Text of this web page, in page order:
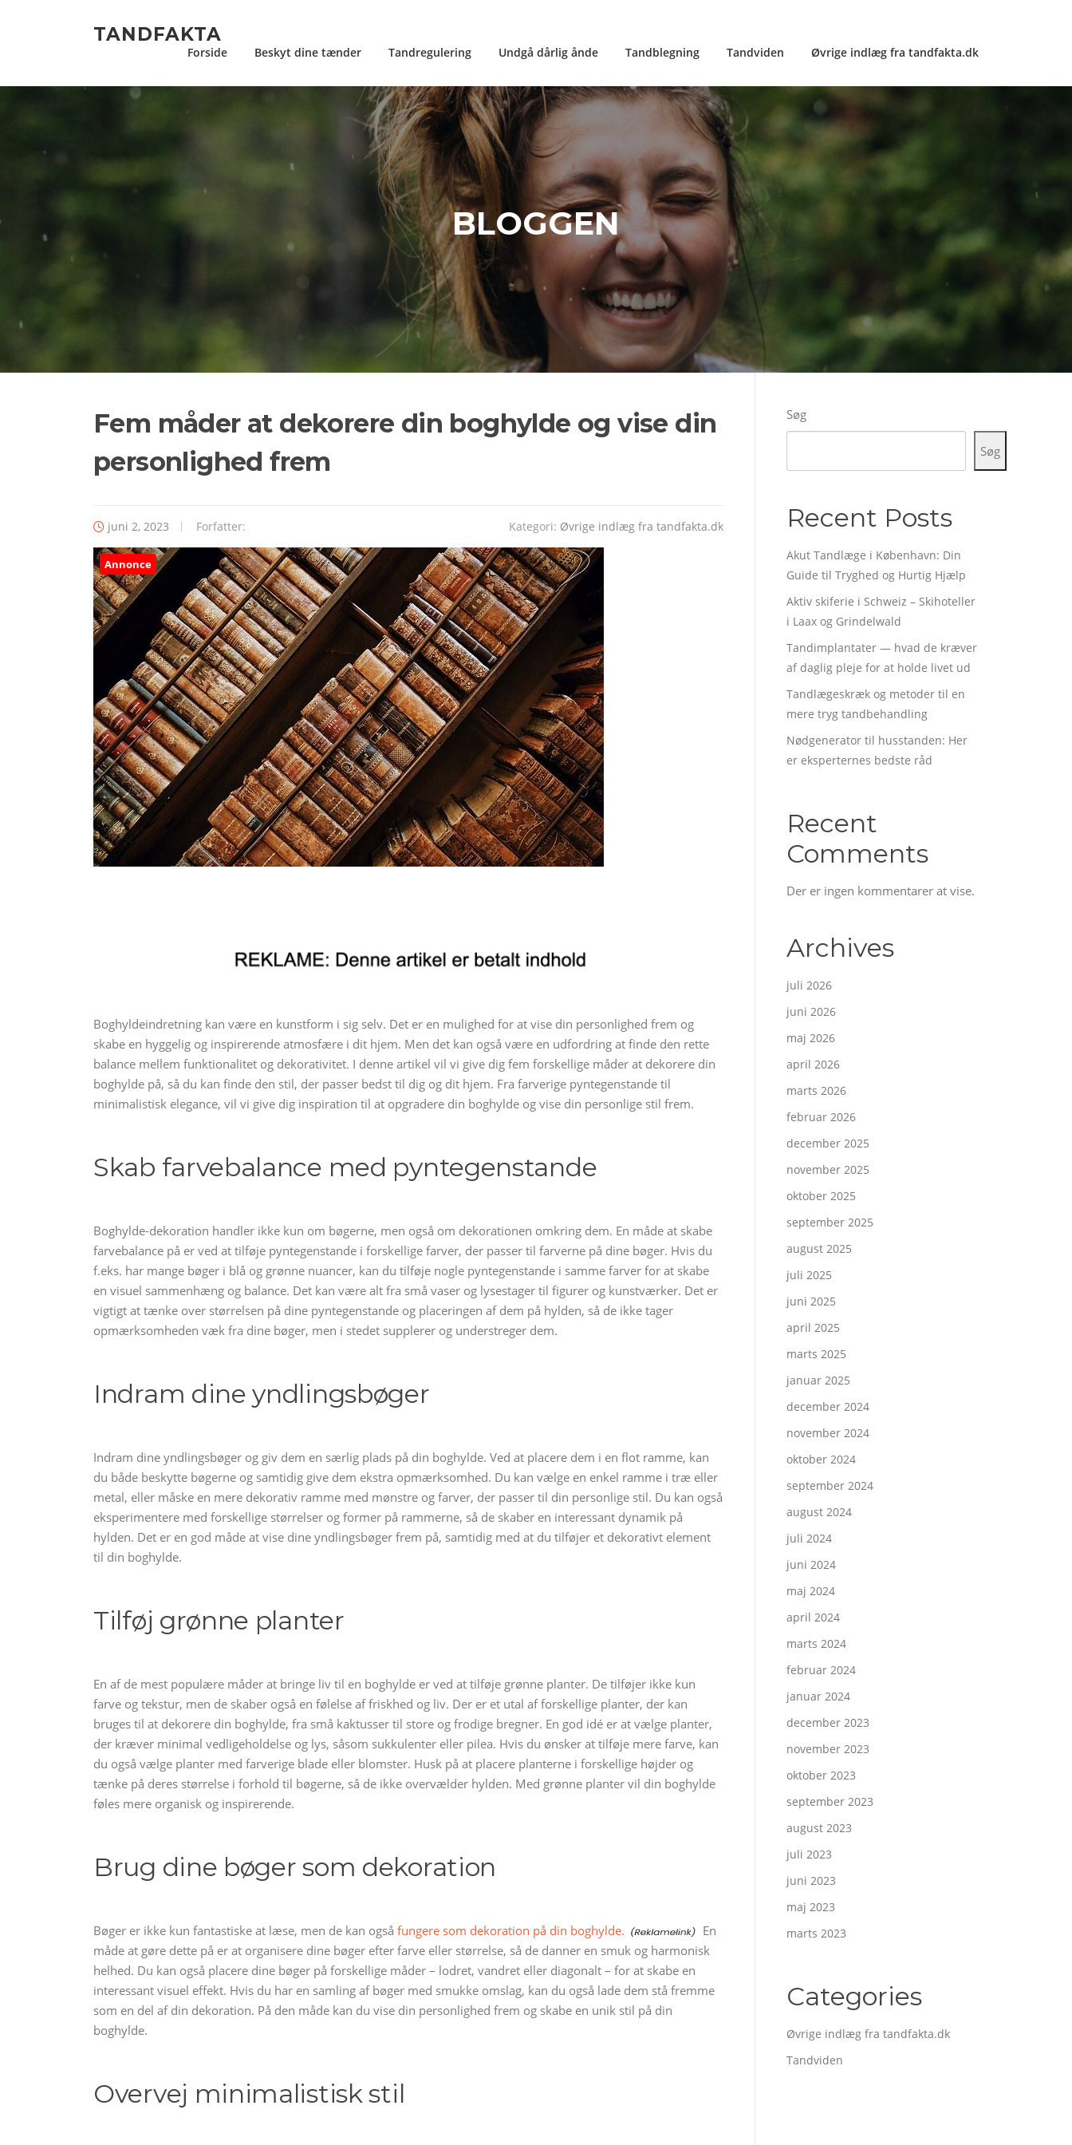
TANDFAKTA
Forside Beskyt dine tænder Tandregulering Undgå dårlig ånde Tandblegning Tandviden Øvrige indlæg fra tandfakta.dk
BLOGGEN
Fem måder at dekorere din boghylde og vise din
personlighed frem
juni 2, 2023 Forfatter: Kategori: Øvrige indlæg fra tandfakta.dk
Annonce
Boghyldeindretning kan være en kunstform i sig selv. Det er en mulighed for at vise din personlighed frem og
skabe en hyggelig og inspirerende atmosfære i dit hjem. Men det kan også være en udfordring at finde den rette
balance mellem funktionalitet og dekorativitet. I denne artikel vil vi give dig fem forskellige måder at dekorere din
boghylde på, så du kan finde den stil, der passer bedst til dig og dit hjem. Fra farverige pyntegenstande til
minimalistisk elegance, vil vi give dig inspiration til at opgradere din boghylde og vise din personlige stil frem.
Skab farvebalance med pyntegenstande
Boghylde-dekoration handler ikke kun om bøgerne, men også om dekorationen omkring dem. En måde at skabe
farvebalance på er ved at tilføje pyntegenstande i forskellige farver, der passer til farverne på dine bøger. Hvis du
f.eks. har mange bøger i blå og grønne nuancer, kan du tilføje nogle pyntegenstande i samme farver for at skabe
en visuel sammenhæng og balance. Det kan være alt fra små vaser og lysestager til figurer og kunstværker. Det er
vigtigt at tænke over størrelsen på dine pyntegenstande og placeringen af dem på hylden, så de ikke tager
opmærksomheden væk fra dine bøger, men i stedet supplerer og understreger dem.
Indram dine yndlingsbøger
Indram dine yndlingsbøger og giv dem en særlig plads på din boghylde. Ved at placere dem i en flot ramme, kan
du både beskytte bøgerne og samtidig give dem ekstra opmærksomhed. Du kan vælge en enkel ramme i træ eller
metal, eller måske en mere dekorativ ramme med mønstre og farver, der passer til din personlige stil. Du kan også
eksperimentere med forskellige størrelser og former på rammerne, så de skaber en interessant dynamik på
hylden. Det er en god måde at vise dine yndlingsbøger frem på, samtidig med at du tilføjer et dekorativt element
til din boghylde.
Tilføj grønne planter
En af de mest populære måder at bringe liv til en boghylde er ved at tilføje grønne planter. De tilføjer ikke kun
farve og tekstur, men de skaber også en følelse af friskhed og liv. Der er et utal af forskellige planter, der kan
bruges til at dekorere din boghylde, fra små kaktusser til store og frodige bregner. En god idé er at vælge planter,
der kræver minimal vedligeholdelse og lys, såsom sukkulenter eller pilea. Hvis du ønsker at tilføje mere farve, kan
du også vælge planter med farverige blade eller blomster. Husk på at placere planterne i forskellige højder og
tænke på deres størrelse i forhold til bøgerne, så de ikke overvælder hylden. Med grønne planter vil din boghylde
føles mere organisk og inspirerende.
Brug dine bøger som dekoration
Bøger er ikke kun fantastiske at læse, men de kan også fungere som dekoration på din boghylde.
En
måde at gøre dette på er at organisere dine bøger efter farve eller størrelse, så de danner en smuk og harmonisk
helhed. Du kan også placere dine bøger på forskellige måder – lodret, vandret eller diagonalt – for at skabe en
interessant visuel effekt. Hvis du har en samling af bøger med smukke omslag, kan du også lade dem stå fremme
som en del af din dekoration. På den måde kan du vise din personlighed frem og skabe en unik stil på din
boghylde.
Overvej minimalistisk stil
Søg
Søg
Recent Posts
Akut Tandlæge i København: Din
Guide til Tryghed og Hurtig Hjælp
Aktiv skiferie i Schweiz – Skihoteller
i Laax og Grindelwald
Tandimplantater — hvad de kræver
af daglig pleje for at holde livet ud
Tandlægeskræk og metoder til en
mere tryg tandbehandling
Nødgenerator til husstanden: Her
er eksperternes bedste råd
Recent
Comments
Der er ingen kommentarer at vise.
Archives
juli 2026
juni 2026
maj 2026
april 2026
marts 2026
februar 2026
december 2025
november 2025
oktober 2025
september 2025
august 2025
juli 2025
juni 2025
april 2025
marts 2025
januar 2025
december 2024
november 2024
oktober 2024
september 2024
august 2024
juli 2024
juni 2024
maj 2024
april 2024
marts 2024
februar 2024
januar 2024
december 2023
november 2023
oktober 2023
september 2023
august 2023
juli 2023
juni 2023
maj 2023
marts 2023
Categories
Øvrige indlæg fra tandfakta.dk
Tandviden